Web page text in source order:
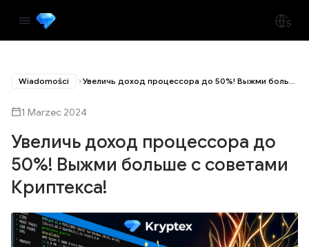
Wiadomości Увеличь доход процессора до 50%! Выжми больше с советами Криптекса!
1 Marzec 2024
Увеличь доход процессора до
50%! Выжми больше с советами
Криптекса!